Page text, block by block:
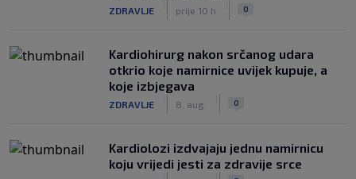
ZDRAVLJE prije 10 h 0
Kardiohirurg nakon srčanog udara
otkrio koje namirnice uvijek kupuje, a
koje izbjegava
ZDRAVLJE 8. aug. 0
Kardiolozi izdvajaju jednu namirnicu
koju vrijedi jesti za zdravije srce